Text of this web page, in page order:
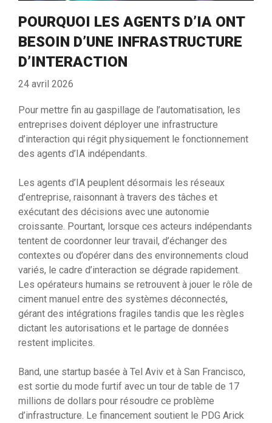
POURQUOI LES AGENTS D’IA ONT
BESOIN D’UNE INFRASTRUCTURE
D’INTERACTION
24 avril 2026
Pour mettre fin au gaspillage de l’automatisation, les
entreprises doivent déployer une infrastructure
d’interaction qui régit physiquement le fonctionnement
des agents d’IA indépendants.
Les agents d’IA peuplent désormais les réseaux
d’entreprise, raisonnant à travers des tâches et
exécutant des décisions avec une autonomie
croissante. Pourtant, lorsque ces acteurs indépendants
tentent de coordonner leur travail, d’échanger des
contextes ou d’opérer dans des environnements cloud
variés, le cadre d’interaction se dégrade rapidement.
Les opérateurs humains se retrouvent à jouer le rôle de
ciment manuel entre des systèmes déconnectés,
gérant des intégrations fragiles tandis que les règles
dictant les autorisations et le partage de données
restent implicites.
Band, une startup basée à Tel Aviv et à San Francisco,
est sortie du mode furtif avec un tour de table de 17
millions de dollars pour résoudre ce problème
d’infrastructure. Le financement soutient le PDG Arick